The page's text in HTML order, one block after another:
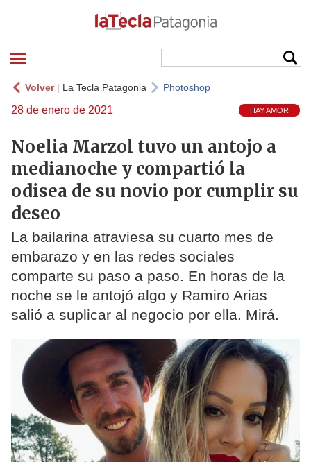
Volver| La Tecla Patagonia Photoshop
28 de enero de 2021 HAY AMOR
Noelia Marzol tuvo un antojo a
medianoche y compartió la
odisea de su novio por cumplir su
deseo
La bailarina atraviesa su cuarto mes de
embarazo y en las redes sociales
comparte su paso a paso. En horas de la
noche se le antojó algo y Ramiro Arias
salió a suplicar al negocio por ella. Mirá.